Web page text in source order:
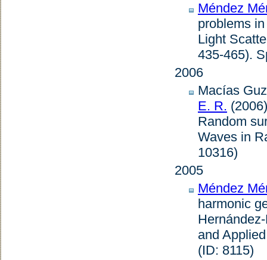
Méndez
problems
Light
435-465).
2006
Macías
E. R.
Random
Waves in
10316)
2005
Méndez
harmonic
and
(ID: 8115)